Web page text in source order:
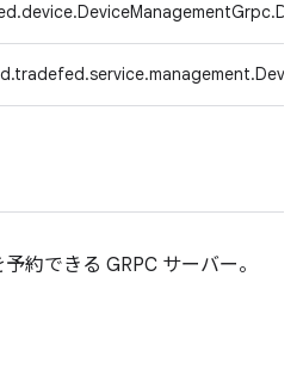
約できる GRPC サーバー。